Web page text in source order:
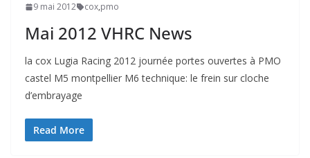
9 mai 2012 cox,pmo
Mai 2012 VHRC News
la cox Lugia Racing 2012 journée portes ouvertes à PMO
castel M5 montpellier M6 technique: le frein sur cloche
d’embrayage
Read More